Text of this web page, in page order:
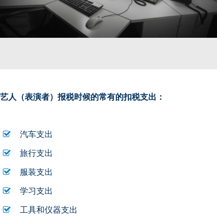
艺人（表演者）报税时候的常有的扣税支出：
汽车支出
旅行支出
服装支出
学习支出
工具和仪器支出